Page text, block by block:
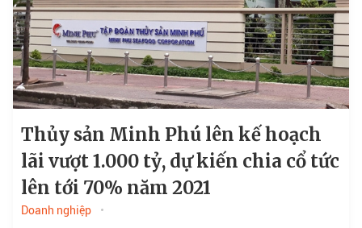
Thủy sản Minh Phú lên kế hoạch
lãi vượt 1.000 tỷ, dự kiến chia cổ tức
lên tới 70% năm 2021
Doanh nghiệp